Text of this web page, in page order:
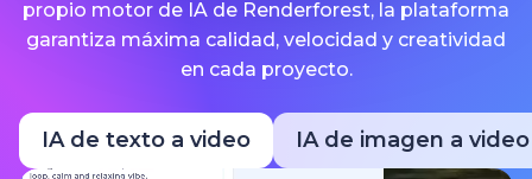
propio motor de IA de Renderforest, la plataforma
garantiza máxima calidad, velocidad y creatividad
en cada proyecto.
IA de texto a video IA de imagen a video